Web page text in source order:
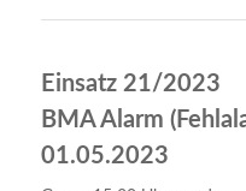
Einsatz 21/2023
BMA Alarm
01.05.2023